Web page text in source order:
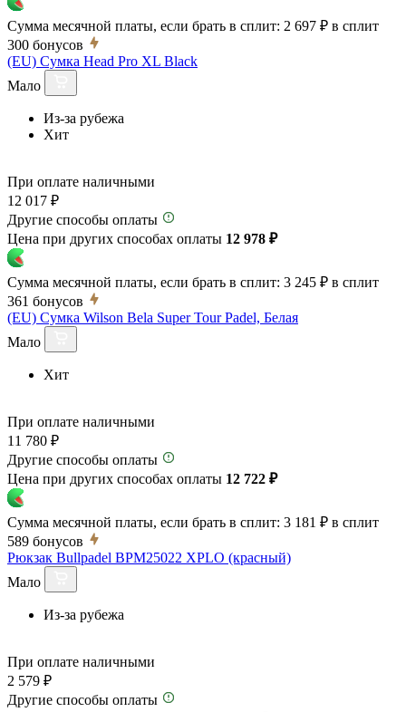
Сумма месячной платы, если брать в сплит: 2 697 ₽ в сплит
300 бонусов
(EU) Сумка Head Pro XL Black
Мало
Из-за рубежа
Хит
При оплате наличными
12 017 ₽
Другие способы оплаты
Цена при других способах оплаты 12 978 ₽
Сумма месячной платы, если брать в сплит: 3 245 ₽ в сплит
361 бонусов
(EU) Сумка Wilson Bela Super Tour Padel, Белая
Мало
Хит
При оплате наличными
11 780 ₽
Другие способы оплаты
Цена при других способах оплаты 12 722 ₽
Сумма месячной платы, если брать в сплит: 3 181 ₽ в сплит
589 бонусов
Рюкзак Bullpadel BPM25022 XPLO (красный)
Мало
Из-за рубежа
При оплате наличными
2 579 ₽
Другие способы оплаты